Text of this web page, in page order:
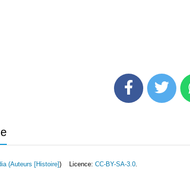
(Auteurs [Histoire]) Licence: CC-BY-SA-3.0.